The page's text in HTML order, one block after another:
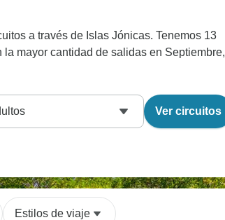
a través de Islas Jónicas. Tenemos 13
mayor cantidad de salidas en Septiembre,
Ver circuitos
Estilos de viaje